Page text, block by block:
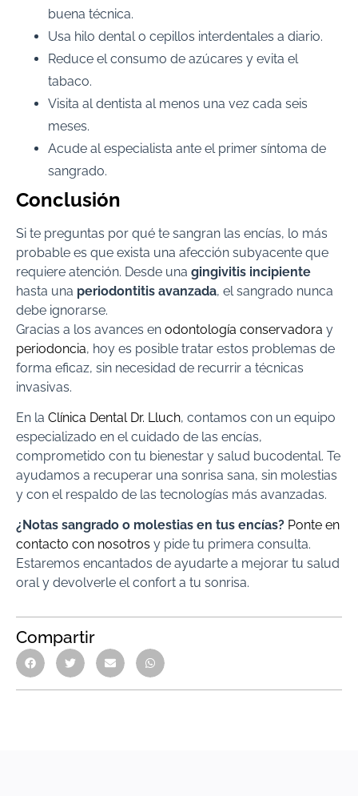
buena técnica.
Usa hilo dental o cepillos interdentales a diario.
Reduce el consumo de azúcares y evita el
tabaco.
Visita al dentista al menos una vez cada seis
meses.
Acude al especialista ante el primer síntoma de
sangrado.
Conclusión
Si te preguntas por qué te sangran las encías, lo más
probable es que exista una afección subyacente que
requiere atención. Desde una gingivitis incipiente
hasta una periodontitis avanzada, el sangrado nunca
debe ignorarse.
Gracias a los avances en odontología conservadora y
periodoncia, hoy es posible tratar estos problemas de
forma eficaz, sin necesidad de recurrir a técnicas
invasivas.
En la Clínica Dental Dr. Lluch, contamos con un equipo
especializado en el cuidado de las encías,
comprometido con tu bienestar y salud bucodental. Te
ayudamos a recuperar una sonrisa sana, sin molestias
y con el respaldo de las tecnologías más avanzadas.
¿Notas sangrado o molestias en tus encías? Ponte en
contacto con nosotros y pide tu primera consulta.
Estaremos encantados de ayudarte a mejorar tu salud
oral y devolverle el confort a tu sonrisa.
Compartir